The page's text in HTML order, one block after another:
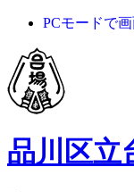
PCモードで
品川区立